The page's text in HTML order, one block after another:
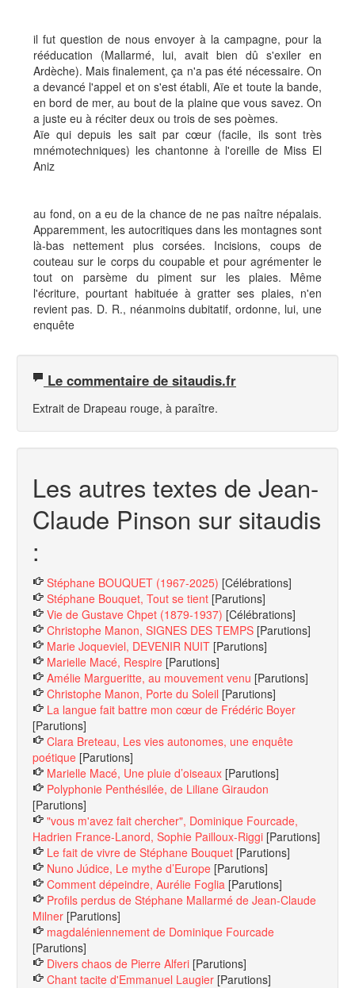
il fut question de nous envoyer à la campagne, pour la
rééducation (Mallarmé, lui, avait bien dû s'exiler en
Ardèche). Mais finalement, ça n'a pas été nécessaire. On
a devancé l'appel et on s'est établi, Aïe et toute la bande,
en bord de mer, au bout de la plaine que vous savez. On
a juste eu à réciter deux ou trois de ses poèmes.
Aïe qui depuis les sait par cœur (facile, ils sont très
mnémotechniques) les chantonne à l'oreille de Miss El
Aniz
au fond, on a eu de la chance de ne pas naître népalais.
Apparemment, les autocritiques dans les montagnes sont
là-bas nettement plus corsées. Incisions, coups de
couteau sur le corps du coupable et pour agrémenter le
tout on parsème du piment sur les plaies. Même
l'écriture, pourtant habituée à gratter ses plaies, n'en
revient pas. D. R., néanmoins dubitatif, ordonne, lui, une
enquête
Le commentaire de sitaudis.fr
Extrait de Drapeau rouge, à paraître.
Les autres textes de Jean-
Claude Pinson sur sitaudis
:
Stéphane BOUQUET (1967-2025) [Célébrations]
Stéphane Bouquet, Tout se tient [Parutions]
Vie de Gustave Chpet (1879-1937) [Célébrations]
Christophe Manon, SIGNES DES TEMPS [Parutions]
Marie Joqueviel, DEVENIR NUIT [Parutions]
Marielle Macé, Respire [Parutions]
Amélie Margueritte, au mouvement venu [Parutions]
Christophe Manon, Porte du Soleil [Parutions]
La langue fait battre mon cœur de Frédéric Boyer
[Parutions]
Clara Breteau, Les vies autonomes, une enquête
poétique [Parutions]
Marielle Macé, Une pluie d’oiseaux [Parutions]
Polyphonie Penthésilée, de Liliane Giraudon
[Parutions]
"vous m'avez fait chercher", Dominique Fourcade,
Hadrien France-Lanord, Sophie Pailloux-Riggi [Parutions]
Le fait de vivre de Stéphane Bouquet [Parutions]
Nuno Júdice, Le mythe d’Europe [Parutions]
Comment dépeindre, Aurélie Foglia [Parutions]
Profils perdus de Stéphane Mallarmé de Jean-Claude
Milner [Parutions]
magdaléniennement de Dominique Fourcade
[Parutions]
Divers chaos de Pierre Alferi [Parutions]
Chant tacite d'Emmanuel Laugier [Parutions]